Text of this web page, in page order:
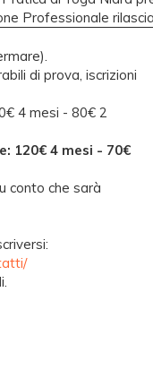
Professionale
di prova, iscrizioni
4 mesi - 80€ 2
120€ 4 mesi - 70€
conto che sarà